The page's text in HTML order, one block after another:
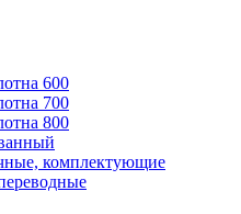
600
700
800
комплектующие